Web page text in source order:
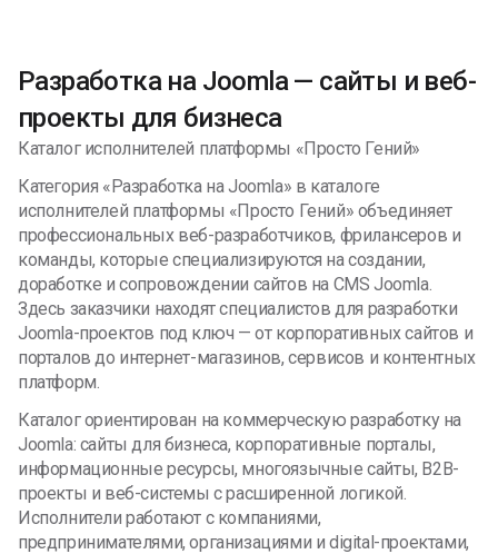
Разработка на Joomla — сайты и веб-
проекты для бизнеса
Каталог исполнителей платформы «Просто Гений»
Категория «Разработка на Joomla» в каталоге
исполнителей платформы «Просто Гений» объединяет
профессиональных веб-разработчиков, фрилансеров и
команды, которые специализируются на создании,
доработке и сопровождении сайтов на CMS Joomla.
Здесь заказчики находят специалистов для разработки
Joomla-проектов под ключ — от корпоративных сайтов и
порталов до интернет-магазинов, сервисов и контентных
платформ.
Каталог ориентирован на коммерческую разработку на
Joomla: сайты для бизнеса, корпоративные порталы,
информационные ресурсы, многоязычные сайты, B2B-
проекты и веб-системы с расширенной логикой.
Исполнители работают с компаниями,
предпринимателями, организациями и digital-проектами,